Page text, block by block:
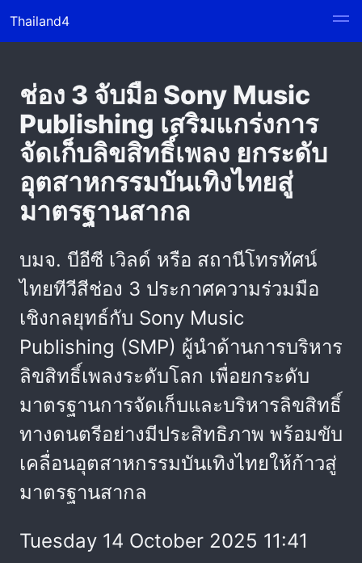
Thailand4
ช่อง 3 จับมือ Sony Music
Publishing เสริมแกร่งการ
จัดเก็บลิขสิทธิ์เพลง ยกระดับ
อุตสาหกรรมบันเทิงไทยสู่
มาตรฐานสากล
บมจ. บีอีซี เวิลด์ หรือ สถานีโทรทัศน์
ไทยทีวีสีช่อง 3 ประกาศความร่วมมือ
เชิงกลยุทธ์กับ Sony Music
Publishing (SMP) ผู้นำด้านการบริหาร
ลิขสิทธิ์เพลงระดับโลก เพื่อยกระดับ
มาตรฐานการจัดเก็บและบริหารลิขสิทธิ์
ทางดนตรีอย่างมีประสิทธิภาพ พร้อมขับ
เคลื่อนอุตสาหกรรมบันเทิงไทยให้ก้าวสู่
มาตรฐานสากล
Tuesday 14 October 2025 11:41